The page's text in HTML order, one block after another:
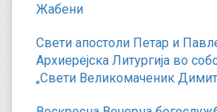
Жабени
Свети апостоли Петар и
Архиерејска Литургија во
„Свети Великомаченик